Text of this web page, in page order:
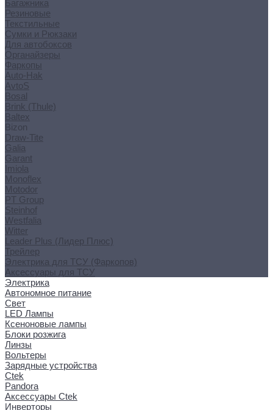
Багажника
Резиновые
Текстильные
Сумки и Рюкзаки
Для автобоксов
Органайзеры
Фаркопы
Auto-Hak
AvtoS
Bosal
Brink (Thule)
Baltex
Bizon
Draw-Tite
Galia
Garant
Imiola
Monoflex
Motodor
PT Group
Steinhof
Westfalia
Witter
Leader Plus (Лидер Плюс)
Трейлер
Электрика для ТСУ (Фаркопов)
Аксессуары для ТСУ
Электрика
Автономное питание
Свет
LED Лампы
Ксеноновые лампы
Блоки розжига
Линзы
Вольтеры
Зарядные устройства
Ctek
Pandora
Аксессуары Ctek
Инверторы